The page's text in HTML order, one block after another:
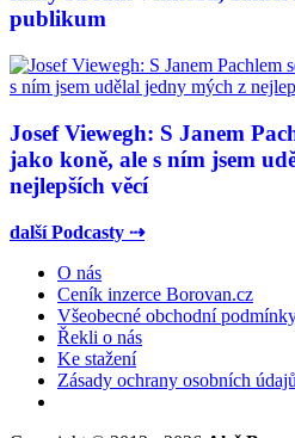
publikum
Josef Viewegh: S Janem
jako koně, ale s ním jsem
nejlepších věcí
další Podcasty ⇢
O nás
Ceník inzerce Borovan.cz
Všeobecné obchodní
Řekli o nás
Ke stažení
Zásady ochrany osobních údajů